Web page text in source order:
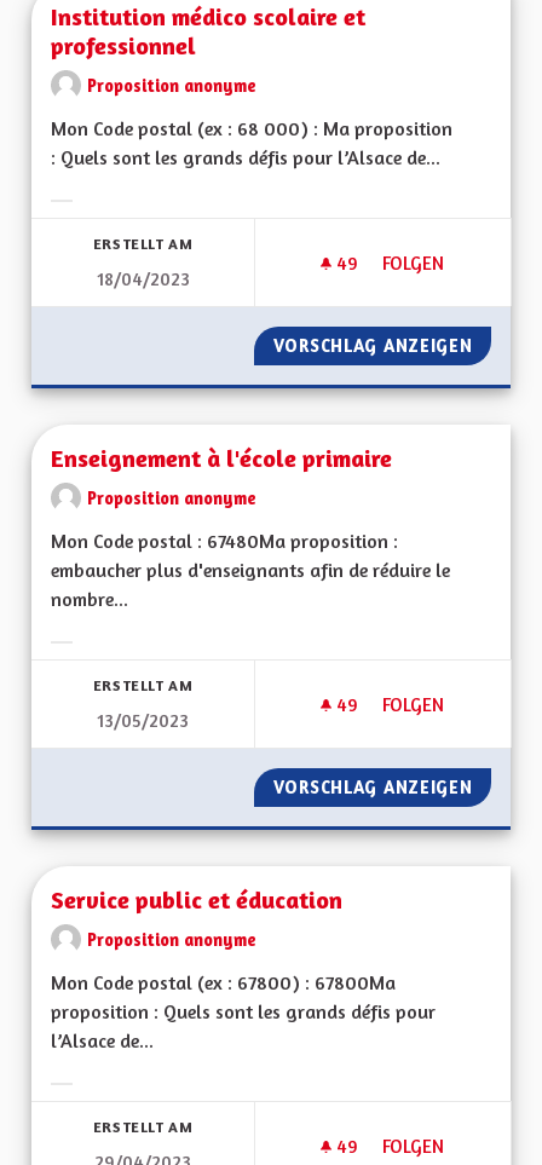
Institution médico scolaire et
professionnel
Proposition anonyme
Mon Code postal (ex : 68 000) : Ma proposition
: Quels sont les grands défis pour l’Alsace de...
ERSTELLT AM
18/04/2023
49 49 FOLLOWER
FOLGEN
INSTITUTION
VORSCHLAG ANZEIGEN
Enseignement à l'école primaire
Proposition anonyme
Mon Code postal : 67480Ma proposition :
embaucher plus d'enseignants afin de réduire le
nombre...
ERSTELLT AM
13/05/2023
49 49 FOLLOWER
FOLGEN
ENSEIGNEMENT À
VORSCHLAG ANZEIGEN
Service public et éducation
Proposition anonyme
Mon Code postal (ex : 67800) : 67800Ma
proposition : Quels sont les grands défis pour
l’Alsace de...
ERSTELLT AM
49 49 FOLLOWER
FOLGEN